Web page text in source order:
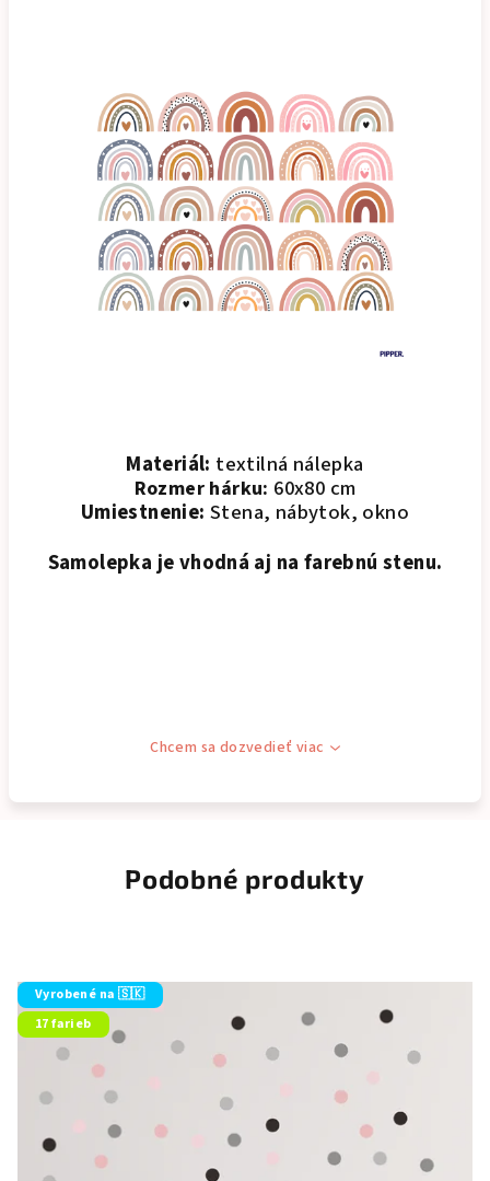
Materiál: textilná nálepka
Rozmer hárku: 60x80 cm
Umiestnenie:Stena, nábytok, okno
Samolepka je vhodná aj na farebnú stenu.
Chcem sa dozvedieť viac
Podobné produkty
Vyrobené na 🇸🇰
17 farieb